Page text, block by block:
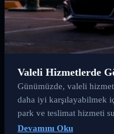
Valeli Hizmetlerde
Günümüzde, valeli
daha iyi karşılayabilmek
park ve teslimat hizmeti
Devamını Oku